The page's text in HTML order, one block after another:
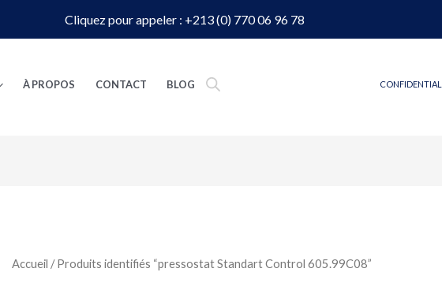
Cliquez pour appeler : +213 (0) 770 06 96 78
À PROPOS CONTACT BLOG
Accueil / Produits identifiés “pressostat Standart Control 605.99C08”